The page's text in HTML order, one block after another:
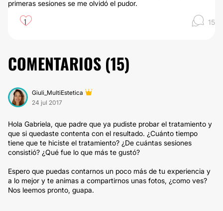
primeras sesiones se me olvidó el pudor.
1 15
COMENTARIOS (15)
Giuli_MultiEstetica
24 jul 2017
Hola Gabriela, que padre que ya pudiste probar el tratamiento y
que si quedaste contenta con el resultado. ¿Cuánto tiempo
tiene que te hiciste el tratamiento? ¿De cuántas sesiones
consistió? ¿Qué fue lo que más te gustó?
Espero que puedas contarnos un poco más de tu experiencia y
a lo mejor y te animas a compartirnos unas fotos, ¿como ves?
Nos leemos pronto, guapa.